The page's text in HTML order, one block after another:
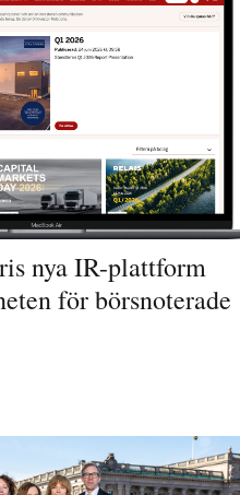
nya IR-plattform
för börsnoterade